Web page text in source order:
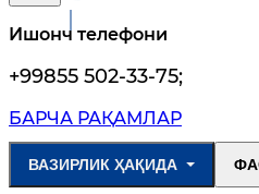
Ишонч телефони
+99855 502-33-75;
БАРЧА РАҚАМЛАР
ВАЗИРЛИК ҲАҚИДА